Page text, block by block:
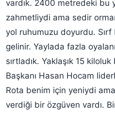
vardık. 2400 metredeki bu
zahmetliydi ama sedir
yol ruhumuzu doyurdu.
gelinir. Yaylada fazla
sırtladık. Yaklaşık 15
Başkanı Hasan Hocam
Rota benim için yeniydi
verdiği bir özgüven vardı.